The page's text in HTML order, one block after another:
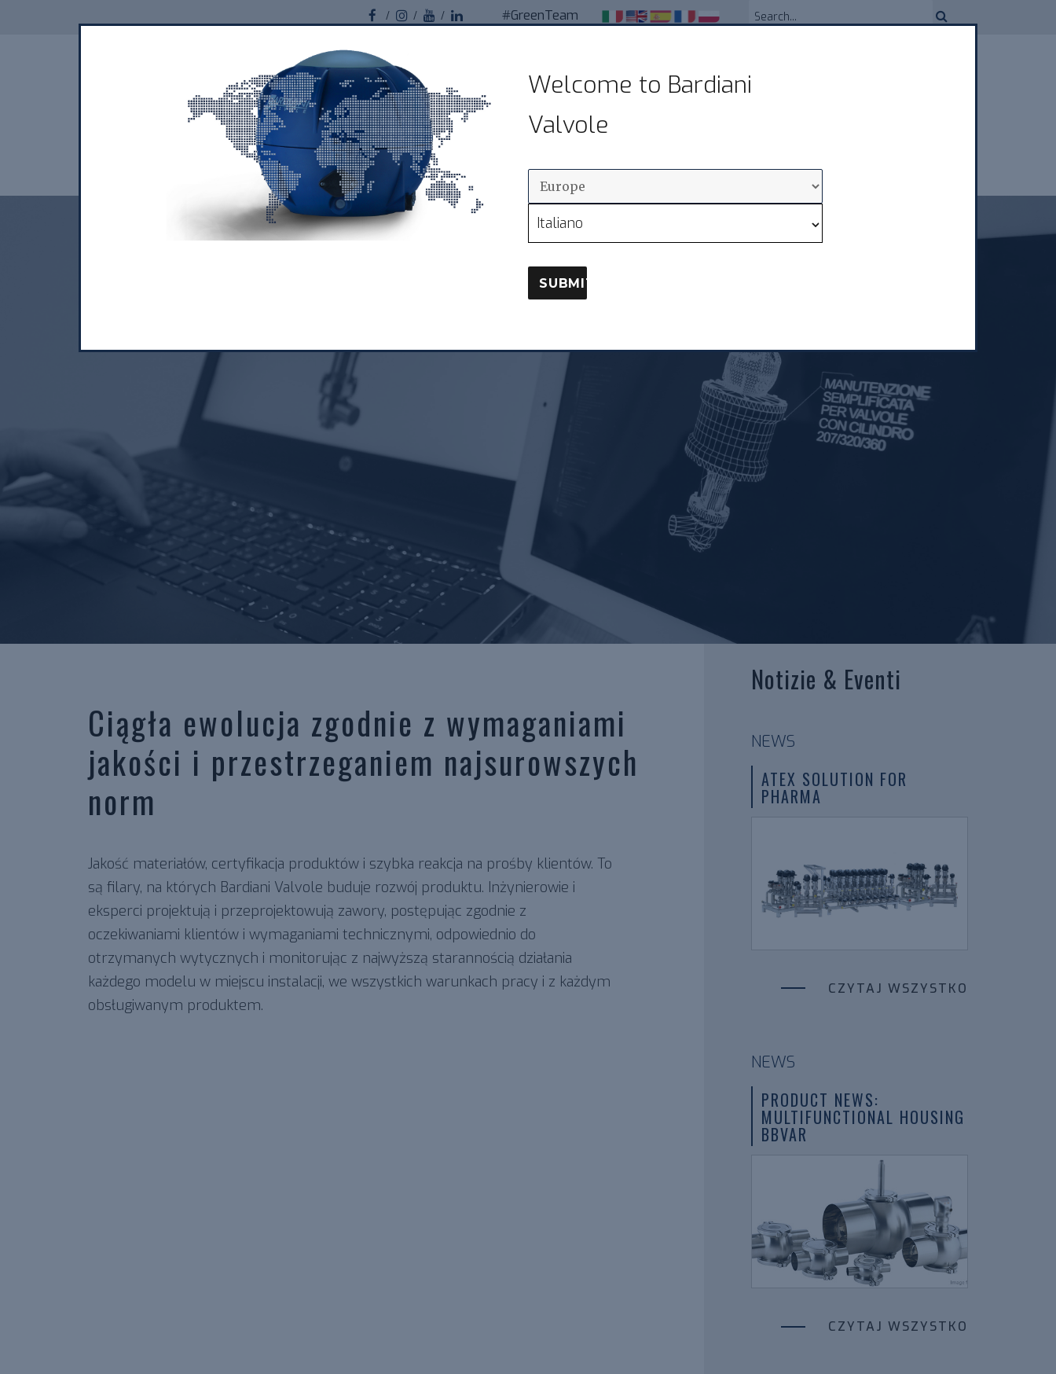
Welcome to Bardiani
Valvole
Italiano
SUBMIT
Facebook
#GreenTeam
Bardiani Valvole
Valvole sanitarie pneumatiche per impianti
alimentari
PRODUKCJA ZASTOSOWANIE W PRZEMYŚLE
BADANIA I ROZWÓJ
Ciągła ewolucja zgodnie z wymaganiami
jakości i przestrzeganiem najsurowszych
norm
Jakość materiałów, certyfikacja produktów i szybka reakcja na prośby klientów. To
są filary, na których Bardiani Valvole buduje rozwój produktu. Inżynierowie i
eksperci projektują i przeprojektowują zawory, postępując zgodnie z
oczekiwaniami klientów i wymaganiami technicznymi, odpowiednio do
otrzymanych wytycznych i monitorując z najwyższą starannością działania
każdego modelu w miejscu instalacji, we wszystkich warunkach pracy i z każdym
obsługiwanym produktem.
Notizie & Eventi
NEWS
ATEX SOLUTION FOR
PHARMA
CZYTAJ WSZYSTKO
NEWS
PRODUCT NEWS:
MULTIFUNCTIONAL HOUSING
BBVAR
CZYTAJ WSZYSTKO